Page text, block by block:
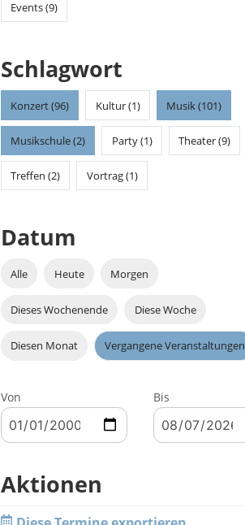
Events (9)
Schlagwort
Konzert (96) Kultur (1) Musik (101)
Musikschule (2) Party (1) Theater (9)
Treffen (2) Vortrag (1)
Datum
Alle Heute Morgen
Dieses Wochenende Diese Woche
Diesen Monat Vergangene Veranstaltungen
Von Bis
Aktionen